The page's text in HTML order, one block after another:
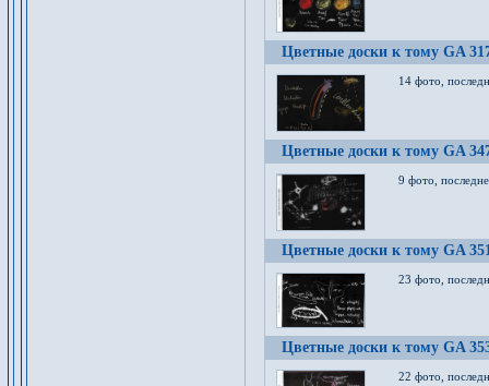
Цветные доски к тому GA
14 фото,
Цветные доски к тому GA
9 фото,
Цветные доски к тому GA
23 фото,
Цветные доски к тому GA
22 фото,